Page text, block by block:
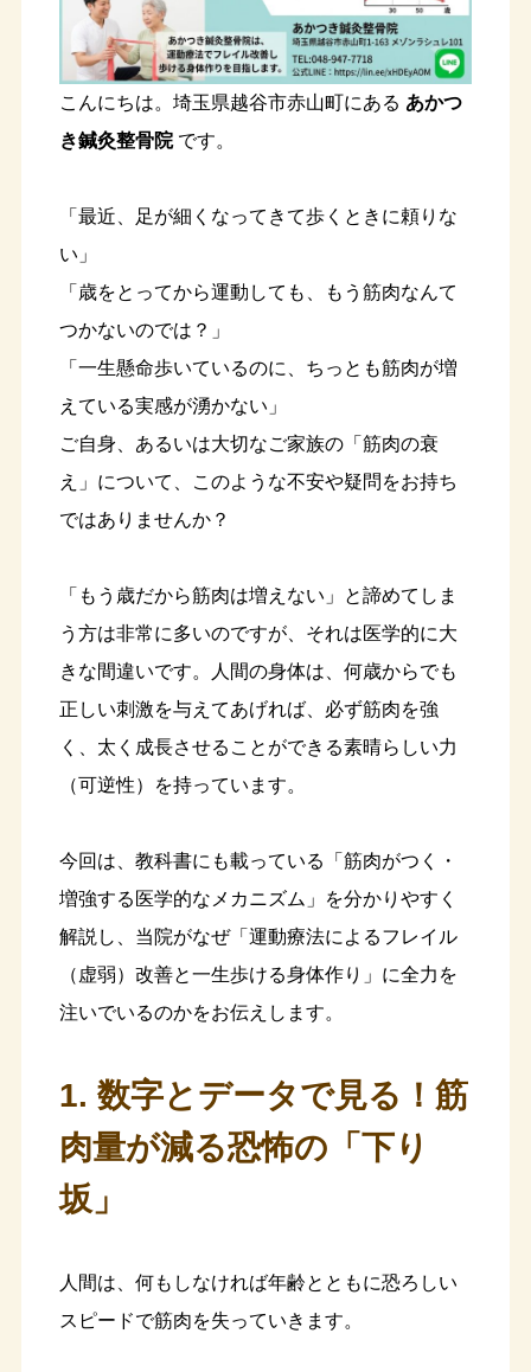
こんにちは。埼玉県越谷市赤山町にある あかつ
き鍼灸整骨院です。
「最近、足が細くなってきて歩くときに頼りな
い」
「歳をとってから運動しても、もう筋肉なんて
つかないのでは？」
「一生懸命歩いているのに、ちっとも筋肉が増
えている実感が湧かない」
ご自身、あるいは大切なご家族の「筋肉の衰
え」について、このような不安や疑問をお持ち
ではありませんか？
「もう歳だから筋肉は増えない」と諦めてしま
う方は非常に多いのですが、それは医学的に大
きな間違いです。人間の身体は、何歳からでも
正しい刺激を与えてあげれば、必ず筋肉を強
く、太く成長させることができる素晴らしい力
（可逆性）を持っています。
今回は、教科書にも載っている「筋肉がつく・
増強する医学的なメカニズム」を分かりやすく
解説し、当院がなぜ「運動療法によるフレイル
（虚弱）改善と一生歩ける身体作り」に全力を
注いでいるのかをお伝えします。
1. 数字とデータで見る！筋
肉量が減る恐怖の「下り
坂」
人間は、何もしなければ年齢とともに恐ろしい
スピードで筋肉を失っていきます。